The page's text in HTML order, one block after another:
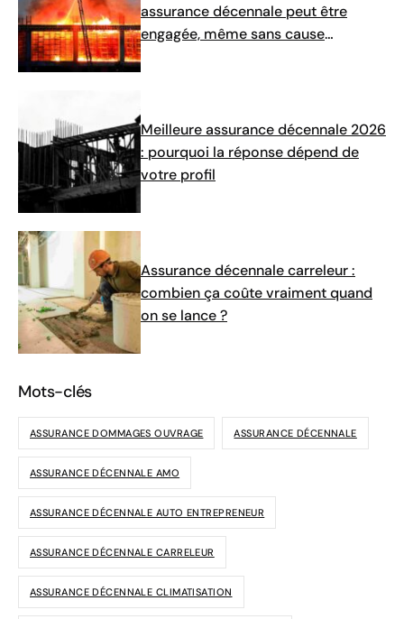
assurance décennale peut être
engagée, même sans cause
Meilleure assurance décennale 2026
: pourquoi la réponse dépend de
votre profil
Assurance décennale carreleur :
combien ça coûte vraiment quand
on se lance ?
Mots-clés
ASSURANCE DOMMAGES OUVRAGE ASSURANCE DÉCENNALE
ASSURANCE DÉCENNALE AMO
ASSURANCE DÉCENNALE AUTO ENTREPRENEUR
ASSURANCE DÉCENNALE CARRELEUR
ASSURANCE DÉCENNALE CLIMATISATION